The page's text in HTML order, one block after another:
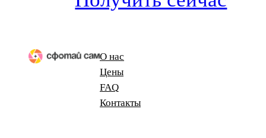
О нас
Цены
FAQ
Контакты